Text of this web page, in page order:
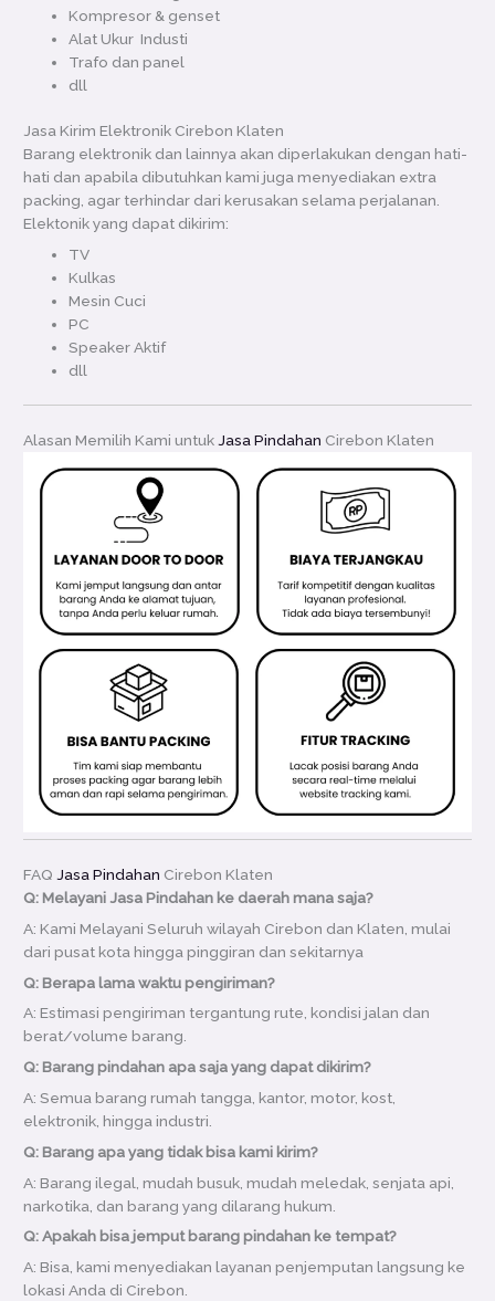
Kompresor & genset
Alat Ukur Industi
Trafo dan panel
dll
Jasa Kirim Elektronik Cirebon Klaten
Barang elektronik dan lainnya akan diperlakukan dengan hati-
hati dan apabila dibutuhkan kami juga menyediakan extra
packing, agar terhindar dari kerusakan selama perjalanan.
Elektonik yang dapat dikirim:
TV
Kulkas
Mesin Cuci
PC
Speaker Aktif
dll
Alasan Memilih Kami untuk Jasa Pindahan Cirebon Klaten
FAQ Jasa Pindahan Cirebon Klaten
Q: Melayani Jasa Pindahan ke daerah mana saja?
A: Kami Melayani Seluruh wilayah Cirebon dan Klaten, mulai
dari pusat kota hingga pinggiran dan sekitarnya
Q: Berapa lama waktu pengiriman?
A: Estimasi pengiriman tergantung rute, kondisi jalan dan
berat/volume barang.
Q: Barang pindahan apa saja yang dapat dikirim?
A: Semua barang rumah tangga, kantor, motor, kost,
elektronik, hingga industri.
Q: Barang apa yang tidak bisa kami kirim?
A: Barang ilegal, mudah busuk, mudah meledak, senjata api,
narkotika, dan barang yang dilarang hukum.
Q: Apakah bisa jemput barang pindahan ke tempat?
A: Bisa, kami menyediakan layanan penjemputan langsung ke
lokasi Anda di Cirebon.